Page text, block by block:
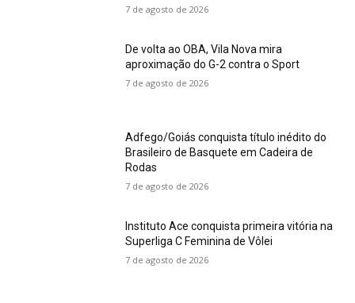
7 de agosto de 2026
De volta ao OBA, Vila Nova mira
aproximação do G-2 contra o Sport
7 de agosto de 2026
Adfego/Goiás conquista título inédito do
Brasileiro de Basquete em Cadeira de
Rodas
7 de agosto de 2026
Instituto Ace conquista primeira vitória na
Superliga C Feminina de Vôlei
7 de agosto de 2026